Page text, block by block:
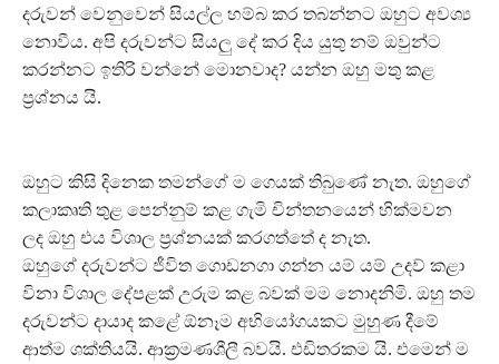
දරුවන් වෙනුවෙන් සියල්ල හම්බ කර තබන්නට ඔහුට අවශ්‍ය
නොවීය. අපි දරුවන්ට සියලු දේ කර දිය යුතු නම් ඔවුන්ට
කරන්නට ඉතිරි වන්නේ මොනවාද? යන්න ඔහු මතු කළ
ප්‍රශ්නය යි.
ඔහුට කිසි දිනෙක තමන්ගේ ම ගෙයක් තිබුණේ නැත. ඔහුගේ
කලාකෘති තුළ පෙන්නුම් කළ ගැමි චින්තනයෙන් හික්මවන
ලද ඔහු එය විශාල ප්‍රශ්නයක් කරගත්තේ ද නැත.
ඔහුගේ දරුවන්ට ජීවිත ගොඩනගා ගන්න යම් යම් උදව් කළා
විනා විශාල දේපළක් උරුම කළ බවක් මම නොදනිමි. ඔහු තම
දරුවන්ට දායාද කළේ ඕනෑම අභියෝගයකට මුහුණ දීමේ
ආත්ම ශක්තියයි. ආක්‍රමණශීලී බවයි. එඩිතරකම යි. එමෙන් ම